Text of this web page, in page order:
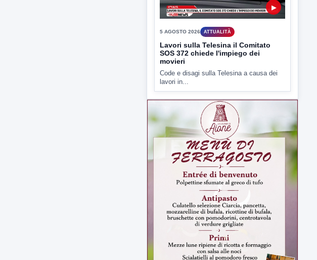
5 AGOSTO 2026 ATTUALITÀ
Lavori sulla Telesina il Comitato
SOS 372 chiede l'impiego dei
movieri
Code e disagi sulla Telesina a causa dei
lavori in...